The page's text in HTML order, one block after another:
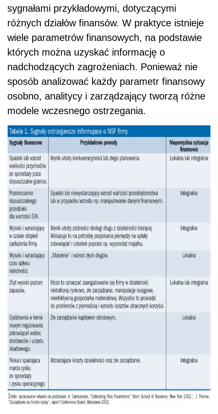
sygnałami przykładowymi, dotyczącymi
różnych działów finansów. W praktyce istnieje
wiele parametrów finansowych, na podstawie
których można uzyskać informację o
nadchodzących zagrożeniach. Ponieważ nie
sposób analizować każdy parametr finansowy
osobno, analitycy i zarządzający tworzą różne
modele wczesnego ostrzegania.